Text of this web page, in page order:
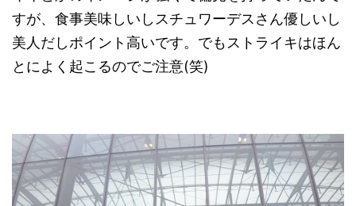
すが、食事美味しいしスチュワーデスさん優しいし
美人だしポイント高いです。でもストライキはほん
とによく起こるのでご注意(笑)